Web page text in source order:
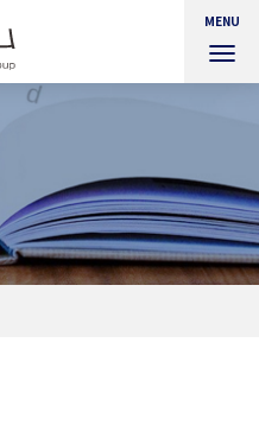
MENU
ョ
ン
を
切
り